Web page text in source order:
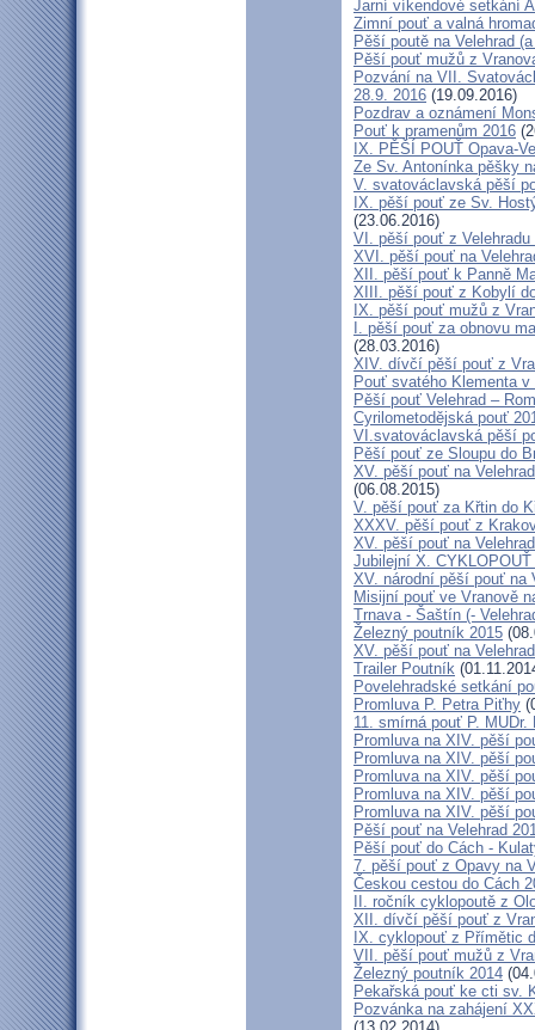
Jarní víkendové setkání
Zimní pouť a valná
Pěší poutě na Velehrad
Pěší pouť mužů z
Pozvání na VII.
28.9. 2016 (19.09.2016)
Pozdrav a oznámení
Pouť k pramenům 2016
IX. PĚŠÍ POUŤ Opava-
Ze Sv. Antonínka pěšky
V. svatováclavská pěší
IX. pěší pouť ze Sv.
(23.06.2016)
VI. pěší pouť z
XVI. pěší pouť na
XII. pěší pouť k Panně
XIII. pěší pouť z Kobylí
IX. pěší pouť mužů z
I. pěší pouť za obnovu
(28.03.2016)
XIV. dívčí pěší pouť z
Pouť svatého Klementa
Pěší pouť Velehrad –
Cyrilometodějská pouť
VI.svatováclavská pěší
Pěší pouť ze Sloupu do
XV. pěší pouť na
(06.08.2015)
V. pěší pouť za Křtin do
XXXV. pěší pouť z
XV. pěší pouť na
Jubilejní X.
XV. národní pěší pouť na
Misijní pouť ve Vranově
Trnava - Šaštín (-
Železný poutník 2015
XV. pěší pouť na
Trailer Poutník
Povelehradské setkání
Promluva P. Petra Piťhy
11. smírná pouť P.
Promluva na XIV. pěší
Promluva na XIV. pěší
Promluva na XIV. pěší
Promluva na XIV. pěší
Promluva na XIV. pěší
Pěší pouť na Velehrad
Pěší pouť do Cách -
7. pěší pouť z Opavy na
Českou cestou do Cách
II. ročník cyklopoutě z
XII. dívčí pěší pouť z
IX. cyklopouť z Přímětic
VII. pěší pouť mužů z
Železný poutník 2014
Pekařská pouť ke cti sv.
Pozvánka na zahájení